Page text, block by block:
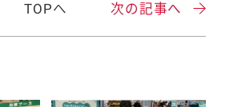
TOPへ 次の記事へ